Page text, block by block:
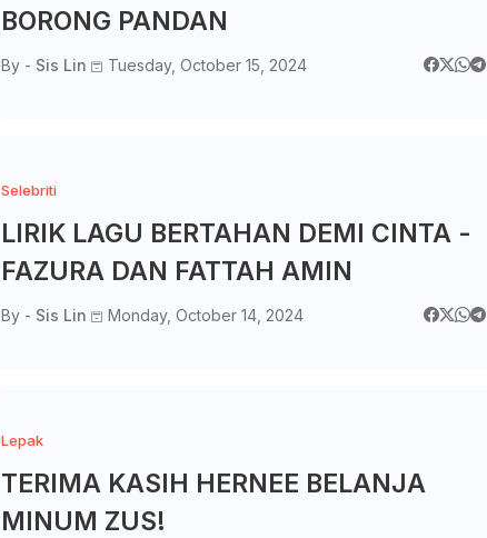
BORONG PANDAN
By - Sis Lin Tuesday, October 15, 2024
Selebriti
LIRIK LAGU BERTAHAN DEMI CINTA -
FAZURA DAN FATTAH AMIN
By - Sis Lin Monday, October 14, 2024
Lepak
TERIMA KASIH HERNEE BELANJA
MINUM ZUS!